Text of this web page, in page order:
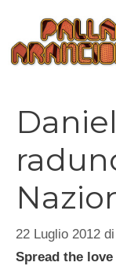
contenuto
22 Luglio 2012 di
Spread the love